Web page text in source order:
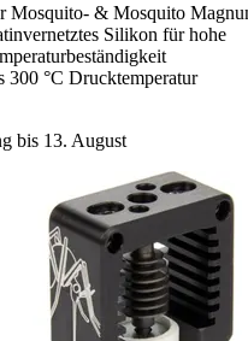
Mosquito- & Mosquito
Silikon für hohe
300 °C Drucktemperatur
bis 13. August